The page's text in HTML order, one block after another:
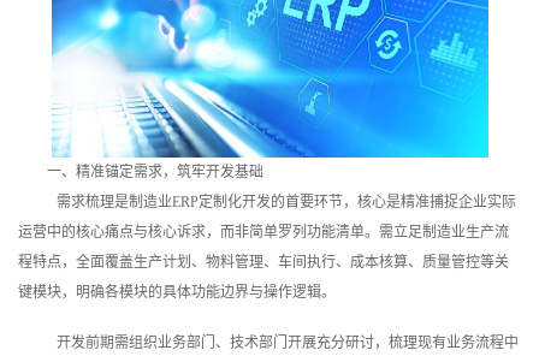
一、精准锚定需求，筑牢开发基础
需求梳理是制造业ERP定制化开发的首要环节，核心是精准捕捉企业实际
运营中的核心痛点与核心诉求，而非简单罗列功能清单。需立足制造业生产流
程特点，全面覆盖生产计划、物料管理、车间执行、成本核算、质量管控等关
键模块，明确各模块的具体功能边界与操作逻辑。
开发前期需组织业务部门、技术部门开展充分研讨，梳理现有业务流程中